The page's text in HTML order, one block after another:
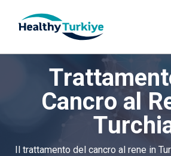
p
Cancro al
Il trattamento del cancro al rene in